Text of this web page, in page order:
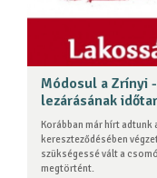
Módosul a Zrínyi
lezárásának
Korábban már hírt adtunk
kereszteződésében
szükségessé vált a
megtörtént.